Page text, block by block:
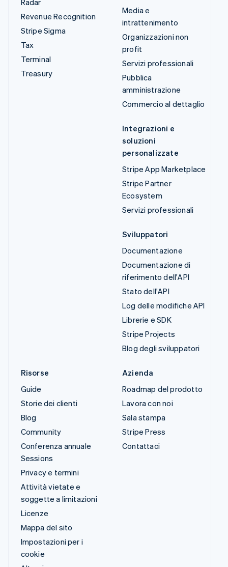
Radar
Revenue Recognition
Stripe Sigma
Tax
Terminal
Treasury
Media e
intrattenimento
Organizzazioni non
profit
Servizi professionali
Pubblica
amministrazione
Commercio al dettaglio
Integrazioni e
soluzioni
personalizzate
Stripe App Marketplace
Stripe Partner
Ecosystem
Servizi professionali
Sviluppatori
Documentazione
Documentazione di
riferimento dell'API
Stato dell'API
Log delle modifiche API
Librerie e SDK
Stripe Projects
Blog degli sviluppatori
Risorse
Guide
Storie dei clienti
Blog
Community
Conferenza annuale
Sessions
Privacy e termini
Attività vietate e
soggette a limitazioni
Licenze
Mappa del sito
Impostazioni per i
cookie
Azienda
Roadmap del prodotto
Lavora con noi
Sala stampa
Stripe Press
Contattaci